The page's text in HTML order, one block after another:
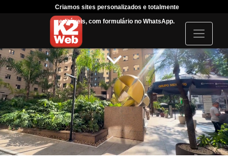
Criamos sites personalizados e totalmente
editáveis, com formulário no WhatsApp.
I
c
o
n